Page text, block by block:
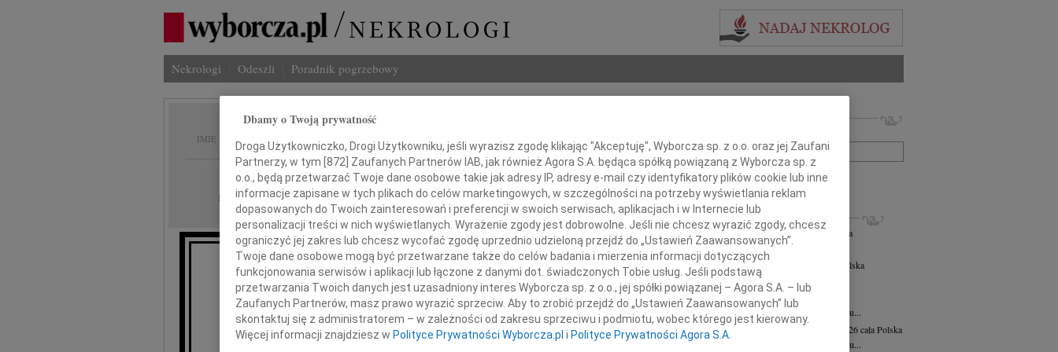
Nekrologi Odeszli Poradnik pogrzebowy
IMIĘ I NAZWISKO: Jan Brol
REGION: cała Polska
DATA EMISJI: 16.02.2010
Dnia 12 lutego 2010 roku
zmarł nasz ukochany Mąż, Ojciec i Dziadek,
w wieku 76 lat
+ szukanie zaawansowane
INNE NEKROLOGI
Andrzej Morozowski 06.08.2026cała Polska
Dnia 4 sierpnia 2026 roku zmarł Andrzej...
Feliks Sapiński
wiek: 69
cała Polska
3 sierpnia 2026r. zakończył swoją...
Józefa Marciniak
03.08.2026
Z żalem zawiadamiamy, że 26 lipca 2026 roku...
Wiesława (Sławka) Wierzchowska
31.07.2026cała Polska
20 lipca 2026 r odeszła z tego świata w wieku...
Dbamy o Twoją prywatność
Droga Użytkowniczko, Drogi Użytkowniku, jeśli wyrazisz zgodę klikając "Akceptuję", Wyborcza sp. z o.o. oraz jej Zaufani
Partnerzy, w tym [ 872 ] Zaufanych Partnerów IAB, jak również Agora S.A. będąca spółką powiązaną z Wyborcza sp. z
o.o., będą przetwarzać Twoje dane osobowe takie jak adresy IP, adresy e-mail czy identyfikatory plików cookie lub inne
informacje zapisane w tych plikach do celów marketingowych, w szczególności na potrzeby wyświetlania reklam
dopasowanych do Twoich zainteresowań i preferencji w swoich serwisach, aplikacjach i w Internecie lub
personalizacji treści w nich wyświetlanych. Wyrażenie zgody jest dobrowolne. Jeśli nie chcesz wyrazić zgody, chcesz
ograniczyć jej zakres lub chcesz wycofać zgodę uprzednio udzieloną przejdź do „Ustawień Zaawansowanych”.
Twoje dane osobowe mogą być przetwarzane także do celów badania i mierzenia informacji dotyczących
funkcjonowania serwisów i aplikacji lub łączone z danymi dot. świadczonych Tobie usług. Jeśli podstawą
przetwarzania Twoich danych jest uzasadniony interes Wyborcza sp. z o.o., jej spółki powiązanej – Agora S.A. – lub
Zaufanych Partnerów, masz prawo wyrazić sprzeciw. Aby to zrobić przejdź do „Ustawień Zaawansowanych” lub
skontaktuj się z administratorem – w zależności od zakresu sprzeciwu i podmiotu, wobec którego jest kierowany.
Więcej informacji znajdziesz w Polityce Prywatności Wyborcza.pl i Polityce Prywatności Agora S.A.